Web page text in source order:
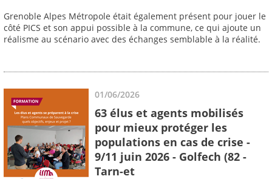
Grenoble Alpes Métropole était également présent pour jouer le
côté PICS et son appui possible à la commune, ce qui ajoute un
réalisme au scénario avec des échanges semblable à la réalité.
01/06/2026
63 élus et agents mobilisés
pour mieux protéger les
populations en cas de crise -
9/11 juin 2026 - Golfech (82 -
Tarn-et